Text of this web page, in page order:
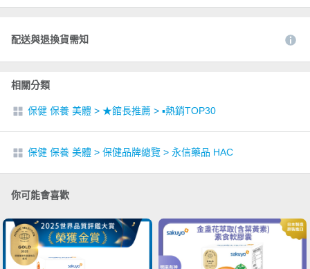
配送與退換貨需知
相關分類
保健 保養 美體 > ★館長推薦 > ▪︎熱銷TOP30
保健 保養 美體 > 保健品牌總覽 > 永信藥品 HAC
你可能會喜歡